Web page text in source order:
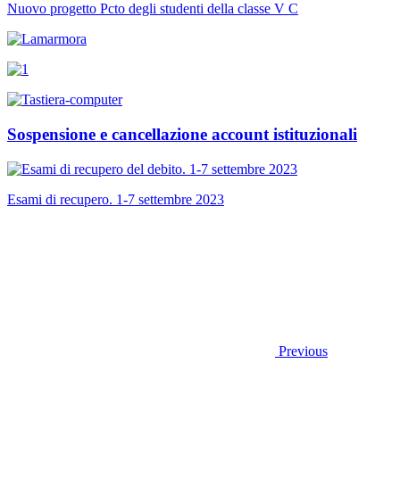
Nuovo progetto Pcto degli studenti della classe V C
Sospensione e cancellazione account istituzionali
Esami di recupero. 1-7 settembre 2023
Previous